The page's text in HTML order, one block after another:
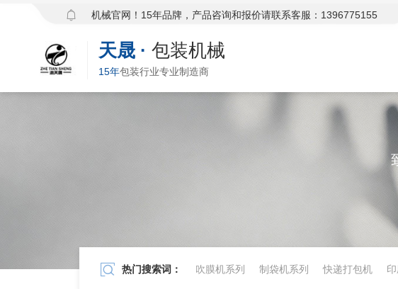
欢迎访问天晟包装机械官网！15年品牌，产品咨询和报价请联系客服：13967751552，期
天晟 · 包装机械
15年包装行业专业制造商
热门搜索词： 吹膜机系列 制袋机系列 快递打包机